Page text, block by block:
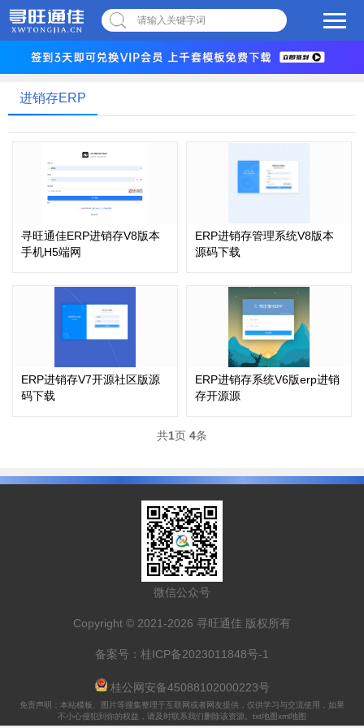
请输入关键字词
进销存ERP
寻旺通佳ERP进销存V8版本
手机H5端网
ERP进销存管理系统V8版本
源码下载
ERP进销存V7开源社区版源
码下载
ERP进销存系统V6版erp进销
存开源源
共1页 4条
微信公众号
Copyright © 2021-2026 寻旺通佳 版权所有
备案号： 桂ICP备2023011848号-1
桂公网安备45088102000223号
免责声明：本站模板、图片等搜集整理于互联网或者网友提供，仅供学习与交流使用，如果
不小心侵犯到你的权益，请及时联系我们删除该资源。 txt地图xml地图